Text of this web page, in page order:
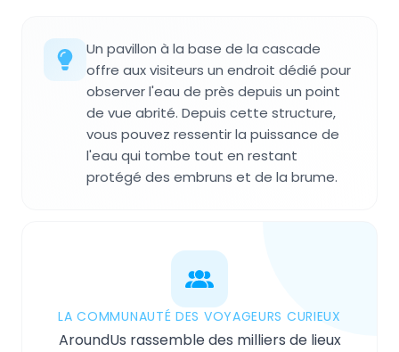
Un pavillon à la base de la cascade
offre aux visiteurs un endroit dédié pour
observer l'eau de près depuis un point
de vue abrité. Depuis cette structure,
vous pouvez ressentir la puissance de
l'eau qui tombe tout en restant
protégé des embruns et de la brume.
LA COMMUNAUTÉ DES VOYAGEURS CURIEUX
AroundUs rassemble des milliers de lieux